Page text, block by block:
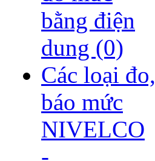
bằng điện
dung (0)
Các loại đo,
báo mức
NIVELCO